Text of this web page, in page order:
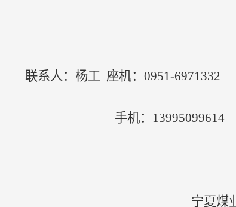
联系人：杨工 座机：0951-6971332
手机： 13995099614
宁夏煤